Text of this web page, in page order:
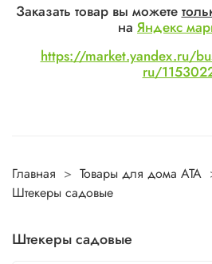
Заказать товар вы можете
на Яндекс
https://market.yandex.ru/
ru/
Главная Товары для дома ATA
Штекеры садовые
Штекеры садовые